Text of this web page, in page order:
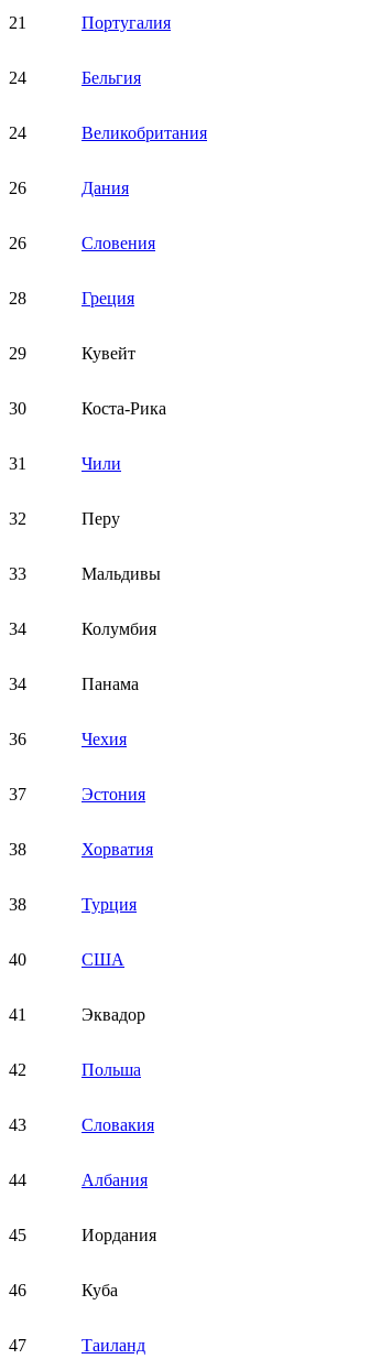
21 Португалия
24 Бельгия
24 Великобритания
26 Дания
26 Словения
28 Греция
29 Кувейт
30 Коста-Рика
31 Чили
32 Перу
33 Мальдивы
34 Колумбия
34 Панама
36 Чехия
37 Эстония
38 Хорватия
38 Турция
40 США
41 Эквадор
42 Польша
43 Словакия
44 Албания
45 Иордания
46 Куба
47 Таиланд